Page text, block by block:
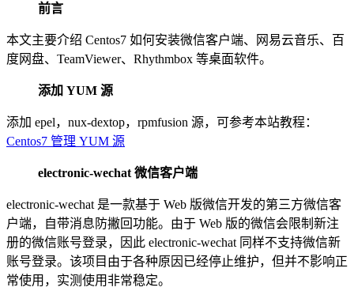
前言
本文主要介绍 Centos7 如何安装微信客户端、网易云音乐、百
度网盘、TeamViewer、Rhythmbox 等桌面软件。
添加 YUM 源
添加 epel，nux-dextop，rpmfusion 源，可参考本站教程：
Centos7 管理 YUM 源
electronic-wechat 微信客户端
electronic-wechat 是一款基于 Web 版微信开发的第三方微信客
户端，自带消息防撇回功能。由于 Web 版的微信会限制新注
册的微信账号登录，因此 electronic-wechat 同样不支持微信新
账号登录。该项目由于各种原因已经停止维护，但并不影响正
常使用，实测使用非常稳定。